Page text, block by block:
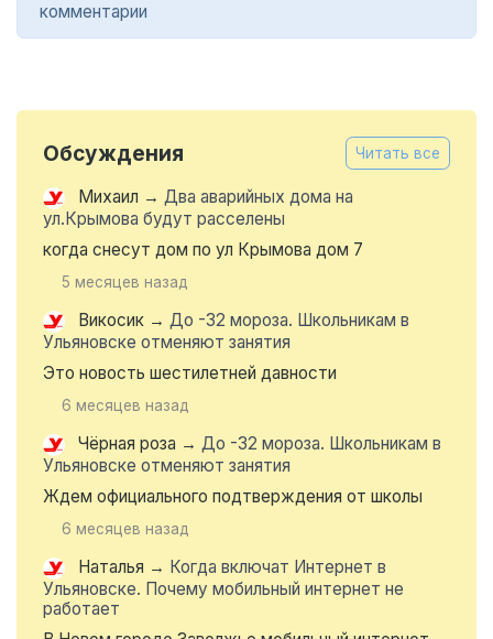
комментарии
Обсуждения Читать все
Михаил → Два аварийных дома на
ул.Крымова будут расселены
когда снесут дом по ул Крымова дом 7
5 месяцев назад
Викосик → До -32 мороза. Школьникам в
Ульяновске отменяют занятия
Это новость шестилетней давности
6 месяцев назад
Чёрная роза → До -32 мороза. Школьникам в
Ульяновске отменяют занятия
Ждем официального подтверждения от школы
6 месяцев назад
Наталья → Когда включат Интернет в
Ульяновске. Почему мобильный интернет не
работает